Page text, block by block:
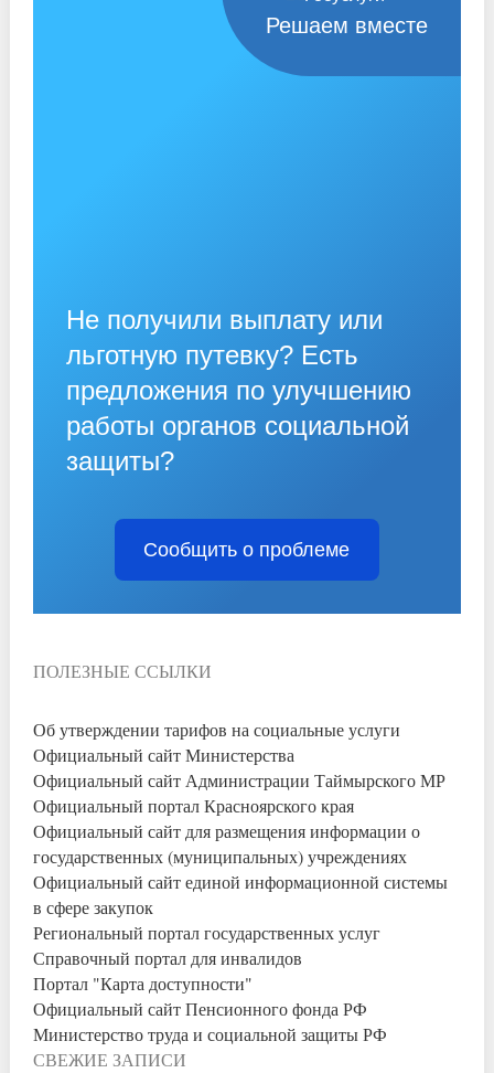
Решаем вместе
Не получили выплату или
льготную путевку? Есть
предложения по улучшению
работы органов социальной
защиты?
Сообщить о проблеме
ПОЛЕЗНЫЕ ССЫЛКИ
Об утверждении тарифов на социальные услуги
Официальный сайт Министерства
Официальный сайт Администрации Таймырского МР
Официальный портал Красноярского края
Официальный сайт для размещения информации о
государственных (муниципальных) учреждениях
Официальный сайт единой информационной системы
в сфере закупок
Региональный портал государственных услуг
Справочный портал для инвалидов
Портал "Карта доступности"
Официальный сайт Пенсионного фонда РФ
Министерство труда и социальной защиты РФ
СВЕЖИЕ ЗАПИСИ